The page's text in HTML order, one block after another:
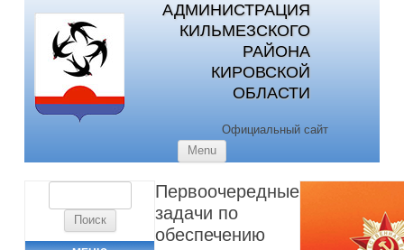
АДМИНИСТРАЦИЯ
КИЛЬМЕЗСКОГО
РАЙОНА
КИРОВСКОЙ
ОБЛАСТИ
Официальный сайт
Menu
Первоочередные
задачи по
обеспечению